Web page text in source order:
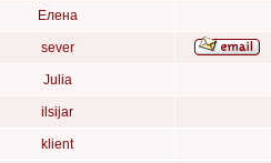
Елена
sever
Julia
ilsijar
klient